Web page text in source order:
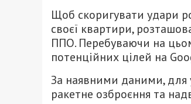
Щоб скоригувати удари
своєї квартири,
ППО. Перебуваючи на
потенційних цілей на
За наявними даними, для
ракетне озброєння та